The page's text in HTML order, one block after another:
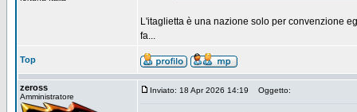
L'itaglietta è una nazione solo per convenzione
fa...
Top
zeross
Amministratore
Inviato: 18 Apr 2026 14:19 Oggetto: